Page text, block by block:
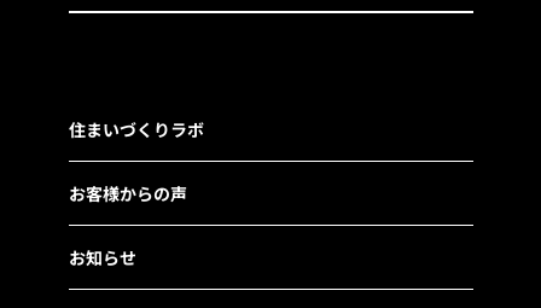
住まいづくりラボ
お客様からの声
お知らせ